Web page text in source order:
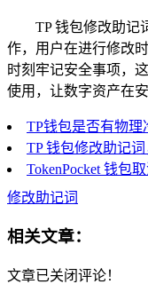
TP 钱包修改助记
作，用户在进行修改
时刻牢记安全事项，
使用，让数字资产在
TP钱包是否有物
TP 钱包修改助记
TokenPocket 钱包
修改助记词
相关文章：
文章已关闭评论！